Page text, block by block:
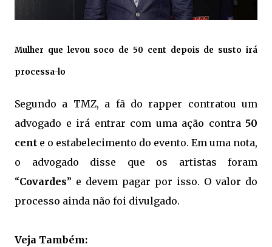
Mulher que levou soco de 50 cent depois de susto irá
processa-lo
Segundo a TMZ, a fã do rapper contratou um
advogado e irá entrar com uma ação contra 50
cent e o estabelecimento do evento. Em uma nota,
o advogado disse que os artistas foram
“Covardes” e devem pagar por isso. O valor do
processo ainda não foi divulgado.
Veja Também: